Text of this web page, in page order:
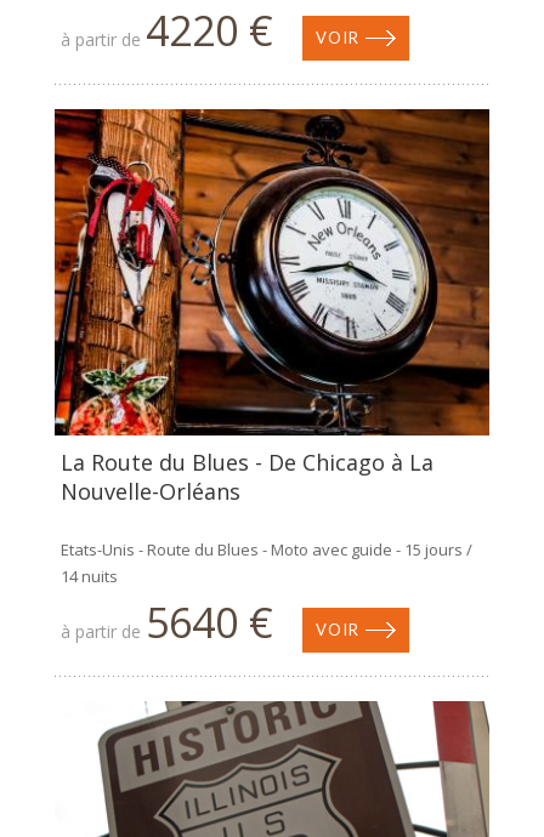
à partir de 4220 € VOIR
La Route du Blues - De Chicago à La
Nouvelle-Orléans
Etats-Unis - Route du Blues - Moto avec guide - 15 jours /
14 nuits
à partir de 5640 € VOIR